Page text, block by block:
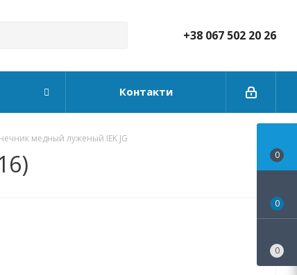
+38 067 502 20 26
Контакти
медный луженый IEK JG
0
0
0